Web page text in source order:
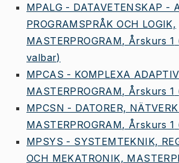
MPALG - DATAVETENSKAP -
PROGRAMSPRÅK OCH LOGIK,
MASTERPROGRAM, Årskurs 1
valbar)
MPCAS - KOMPLEXA
MASTERPROGRAM, Årskurs 1
MPCSN - DATORER,
MASTERPROGRAM, Årskurs 1
MPSYS - SYSTEMTEKNIK,
OCH MEKATRONIK,